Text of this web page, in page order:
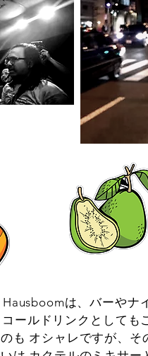
Hausboomは、バーやナ
コールドリンクとしても
のも オシャレですが、